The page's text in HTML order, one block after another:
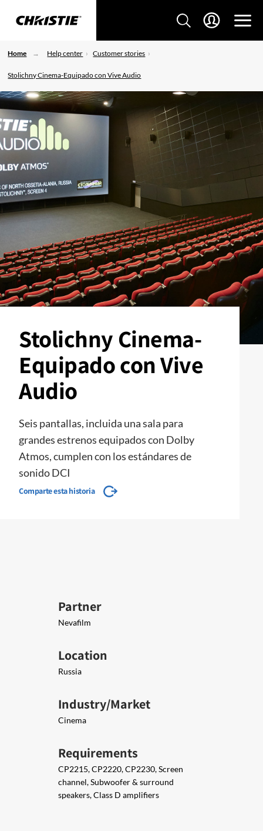
Home Help center Customer stories
Stolichny Cinema-Equipado con Vive Audio
Stolichny Cinema-
Equipado con Vive
Audio
Seis pantallas, incluida una sala para
grandes estrenos equipados con Dolby
Atmos, cumplen con los estándares de
sonido DCI
Comparte esta historia
Partner
Nevafilm
Location
Russia
Industry/Market
Cinema
Requirements
CP2215, CP2220, CP2230, Screen
channel, Subwoofer & surround
speakers, Class D amplifiers